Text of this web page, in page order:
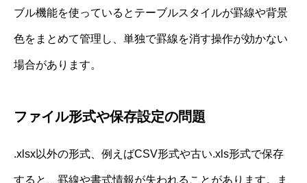
ブル機能を使っているとテーブルスタイルが罫線や背景
色をまとめて管理し、単独で罫線を消す操作が効かない
場合があります。
ファイル形式や保存設定の問題
.xlsx以外の形式、例えばCSV形式や古い.xls形式で保存
すると、罫線や書式情報が失われることがあります。ま